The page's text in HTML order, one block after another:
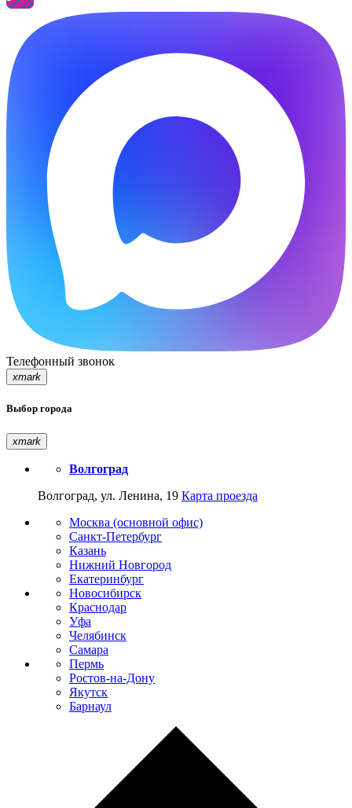
Телефонный звонок
xmark
Выбор города
xmark
Волгоград
Волгоград, ул. Ленина, 19 Карта проезда
Москва (основной офис)
Санкт-Петербург
Казань
Нижний Новгород
Екатеринбург
Новосибирск
Краснодар
Уфа
Челябинск
Самара
Пермь
Ростов-на-Дону
Якутск
Барнаул